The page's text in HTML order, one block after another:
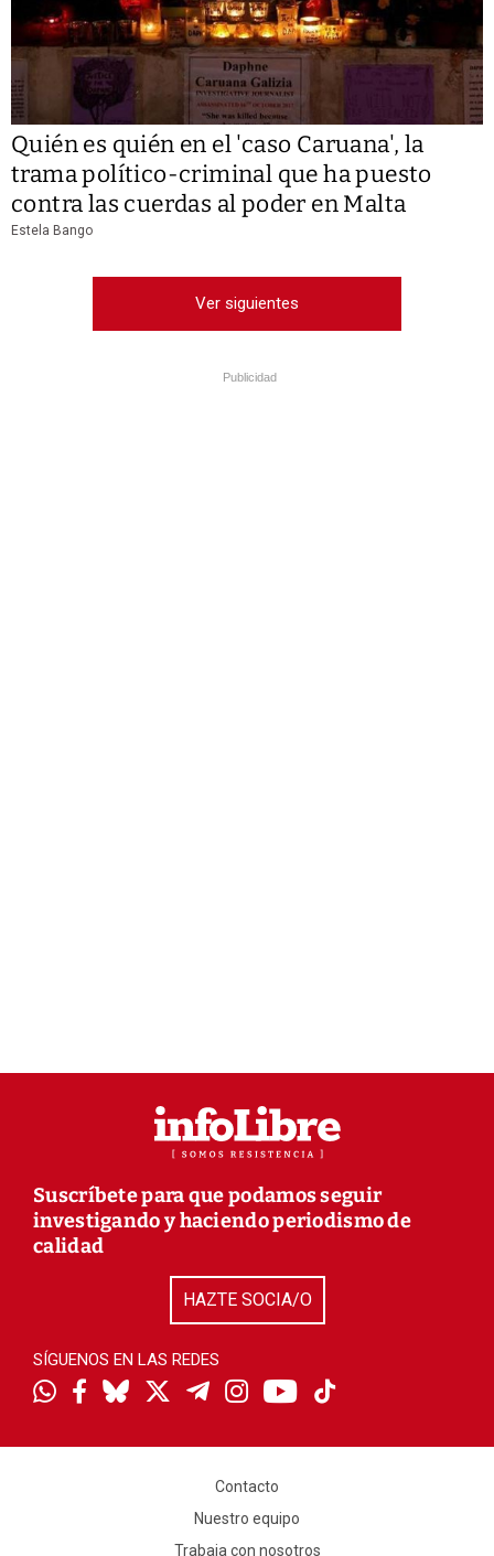
Quién es quién en el 'caso Caruana', la
trama político-criminal que ha puesto
contra las cuerdas al poder en Malta
Estela Bango
Ver siguientes
Publicidad
Suscríbete para que podamos seguir
investigando y haciendo periodismo de
calidad
HAZTE SOCIA/O
SÍGUENOS EN LAS REDES
Contacto
Nuestro equipo
Trabaja con nosotros